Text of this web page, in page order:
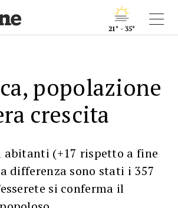
21° - 35°
popolazione
crescita
abitanti (+17 rispetto a fine
differenza sono stati i 357
si conferma il